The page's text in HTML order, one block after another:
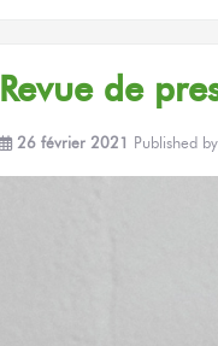
Revue de
26 février 2021 Published by